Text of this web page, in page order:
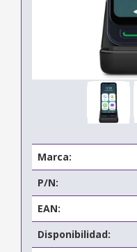
Marca:
P/N:
EAN:
Disponibilidad: